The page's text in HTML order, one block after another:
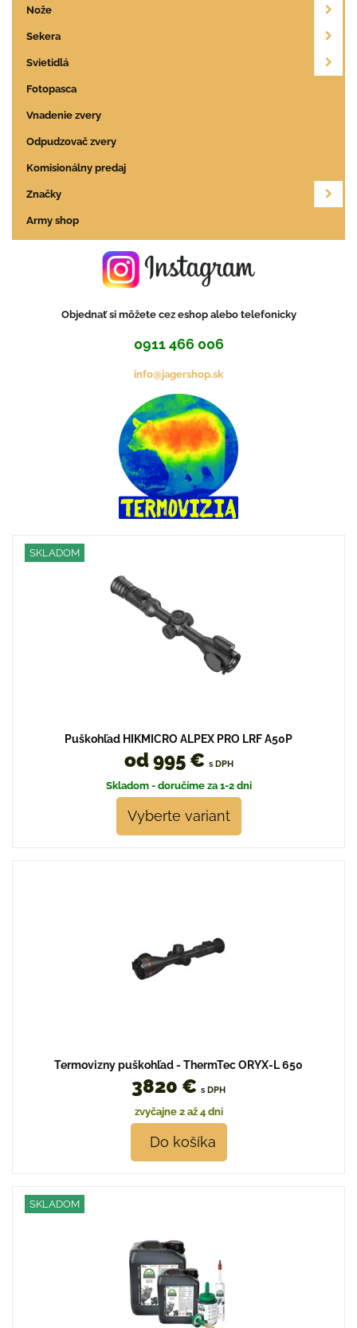
Nože
Sekera
Svietidlá
Fotopasca
Vnadenie zvery
Odpudzovač zvery
Komisionálny predaj
Značky
Army shop
Objednať si môžete cez eshop alebo telefonicky
0911 466 006
info@jagershop.sk
SKLADOM
Puškohľad HIKMICRO ALPEX PRO LRF A50P
od 995 € s DPH
Skladom - doručíme za 1-2 dni
Vyberte variant
Termovizny puškohľad - ThermTec ORYX-L 650
3820 € s DPH
zvyčajne 2 až 4 dni
Do košíka
SKLADOM